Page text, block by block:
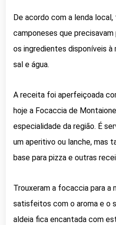
De acordo com a lenda
camponeses que
os ingredientes disponíveis à
sal e água.
A receita foi aperfeiçoada
hoje a Focaccia de
especialidade da região. É
um aperitivo ou lanche, mas
base para pizza e outras
Trouxeram a focaccia para a
satisfeitos com o aroma e o
aldeia fica encantada com